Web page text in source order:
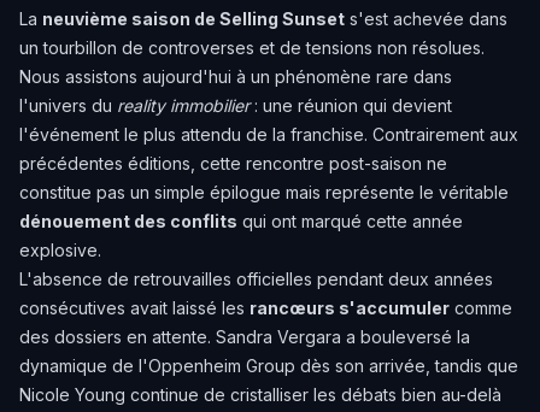
La neuvième saison de Selling Sunset s'est achevée dans
un tourbillon de controverses et de tensions non résolues.
Nous assistons aujourd'hui à un phénomène rare dans
l'univers du reality immobilier: une réunion qui devient
l'événement le plus attendu de la franchise. Contrairement aux
précédentes éditions, cette rencontre post-saison ne
constitue pas un simple épilogue mais représente le véritable
dénouement des conflits qui ont marqué cette année
explosive.
L'absence de retrouvailles officielles pendant deux années
consécutives avait laissé les rancœurs s'accumuler comme
des dossiers en attente. Sandra Vergara a bouleversé la
dynamique de l'Oppenheim Group dès son arrivée, tandis que
Nicole Young continue de cristalliser les débats bien au-delà